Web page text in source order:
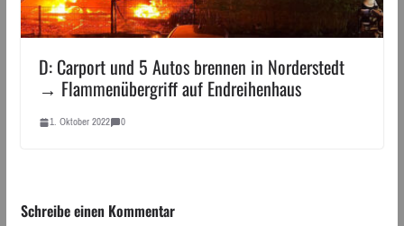
D: Carport und 5 Autos brennen in Norderstedt
→ Flammenübergriff auf Endreihenhaus
1. Oktober 2022 0
Schreibe einen Kommentar